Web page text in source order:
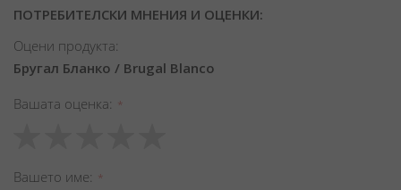
ПОТРЕБИТЕЛСКИ МНЕНИЯ И ОЦЕНКИ:
Оцени продукта:
Бругал Бланко / Brugal Blanco
Вашата оценка
star
stars
stars
stars
stars
Вашето име